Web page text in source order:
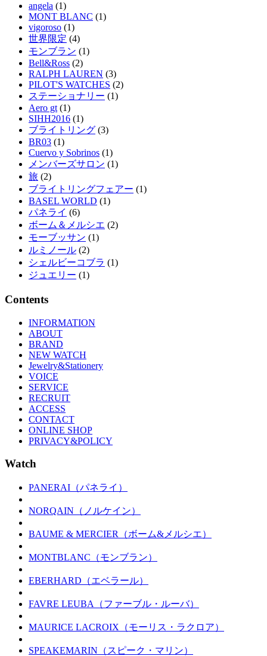
angela (1)
MONT BLANC (1)
vigoroso (1)
世界限定 (4)
モンブラン (1)
Bell&Ross (2)
RALPH LAUREN (3)
PILOT'S WATCHES (2)
ステーショナリー (1)
Aero gt (1)
SIHH2016 (1)
ブライトリング (3)
BR03 (1)
Cuervo y Sobrinos (1)
メンバーズサロン (1)
旅 (2)
ブライトリングフェアー (1)
BASEL WORLD (1)
パネライ (6)
ボーム＆メルシエ (2)
モーブッサン (1)
ルミノール (2)
シェルビーコブラ (1)
ジュエリー (1)
Contents
INFORMATION
ABOUT
BRAND
NEW WATCH
Jewelry&Stationery
VOICE
SERVICE
RECRUIT
ACCESS
CONTACT
ONLINE SHOP
PRIVACY&POLICY
Watch
PANERAI（パネライ）
NORQAIN（ノルケイン）
BAUME & MERCIER（ボーム&メルシエ）
MONTBLANC（モンブラン）
EBERHARD（エベラール）
FAVRE LEUBA（ファーブル・ルーバ）
MAURICE LACROIX（モーリス・ラクロア）
SPEAKEMARIN（スピーク・マリン）